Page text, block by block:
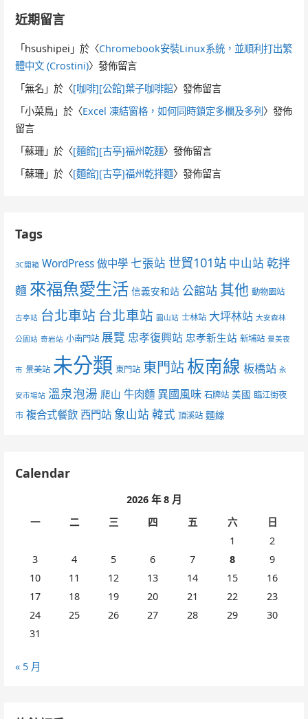
近期留言
「hsushipei 」於〈Chromebook安裝Linux系統，並順利打出繁
體中文 (Crostini)〉發佈留言
「無名 」於〈[咖啡][公館]葉子咖啡館〉發佈留言
「小菜鳥 」於〈Excel 凍結窗格，如何同時鎖定多欄及多列〉發佈
留言
「蘇珊 」於〈[麵館][古亭]福州乾麵〉發佈留言
「蘇珊 」於〈[麵館][古亭]福州乾拌麵〉發佈留言
Tags
3C開箱 WordPress 做中學 七張站 世貿101站 中山站 乾拌
麵 來福魚愛生活 信義安和站 公館站 其他 動物園站
古亭站 台北車站 台北車站 圓山站 士林站 大坪林站 大安森林
公園站 奇岩站 小南門站 展覽 忠孝復興站 忠孝新生站 新埔站 景美夜
市 景美站 未分類 東門站 東門站板南線 板橋站 永
安市場站 溫泉泡湯 爬山 牛肉麵 異國風味 石牌站 美國 臨江街夜
市 複合式餐飲 西門站 象山站 韓式 頂溪站 麵線
Calendar
2026 年 8 月
一
二 三 四 五 六
日
1
2
3
4 5 6 7 8
9
10
11 12 13 14 15
16
17
18 19 20 21 22
23
24
25 26 27 28 29
30
31
« 5 月